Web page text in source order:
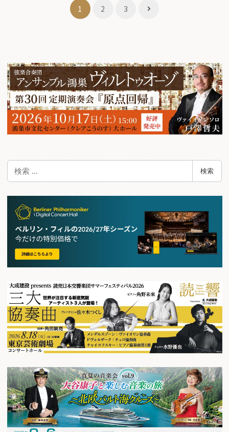
ゲ
ー
シ
ョ
ン
1 2 3
検索